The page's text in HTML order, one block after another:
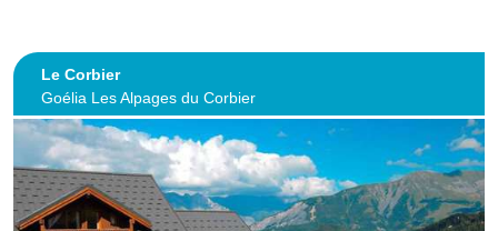
Le Corbier
Goélia Les Alpages du Corbier